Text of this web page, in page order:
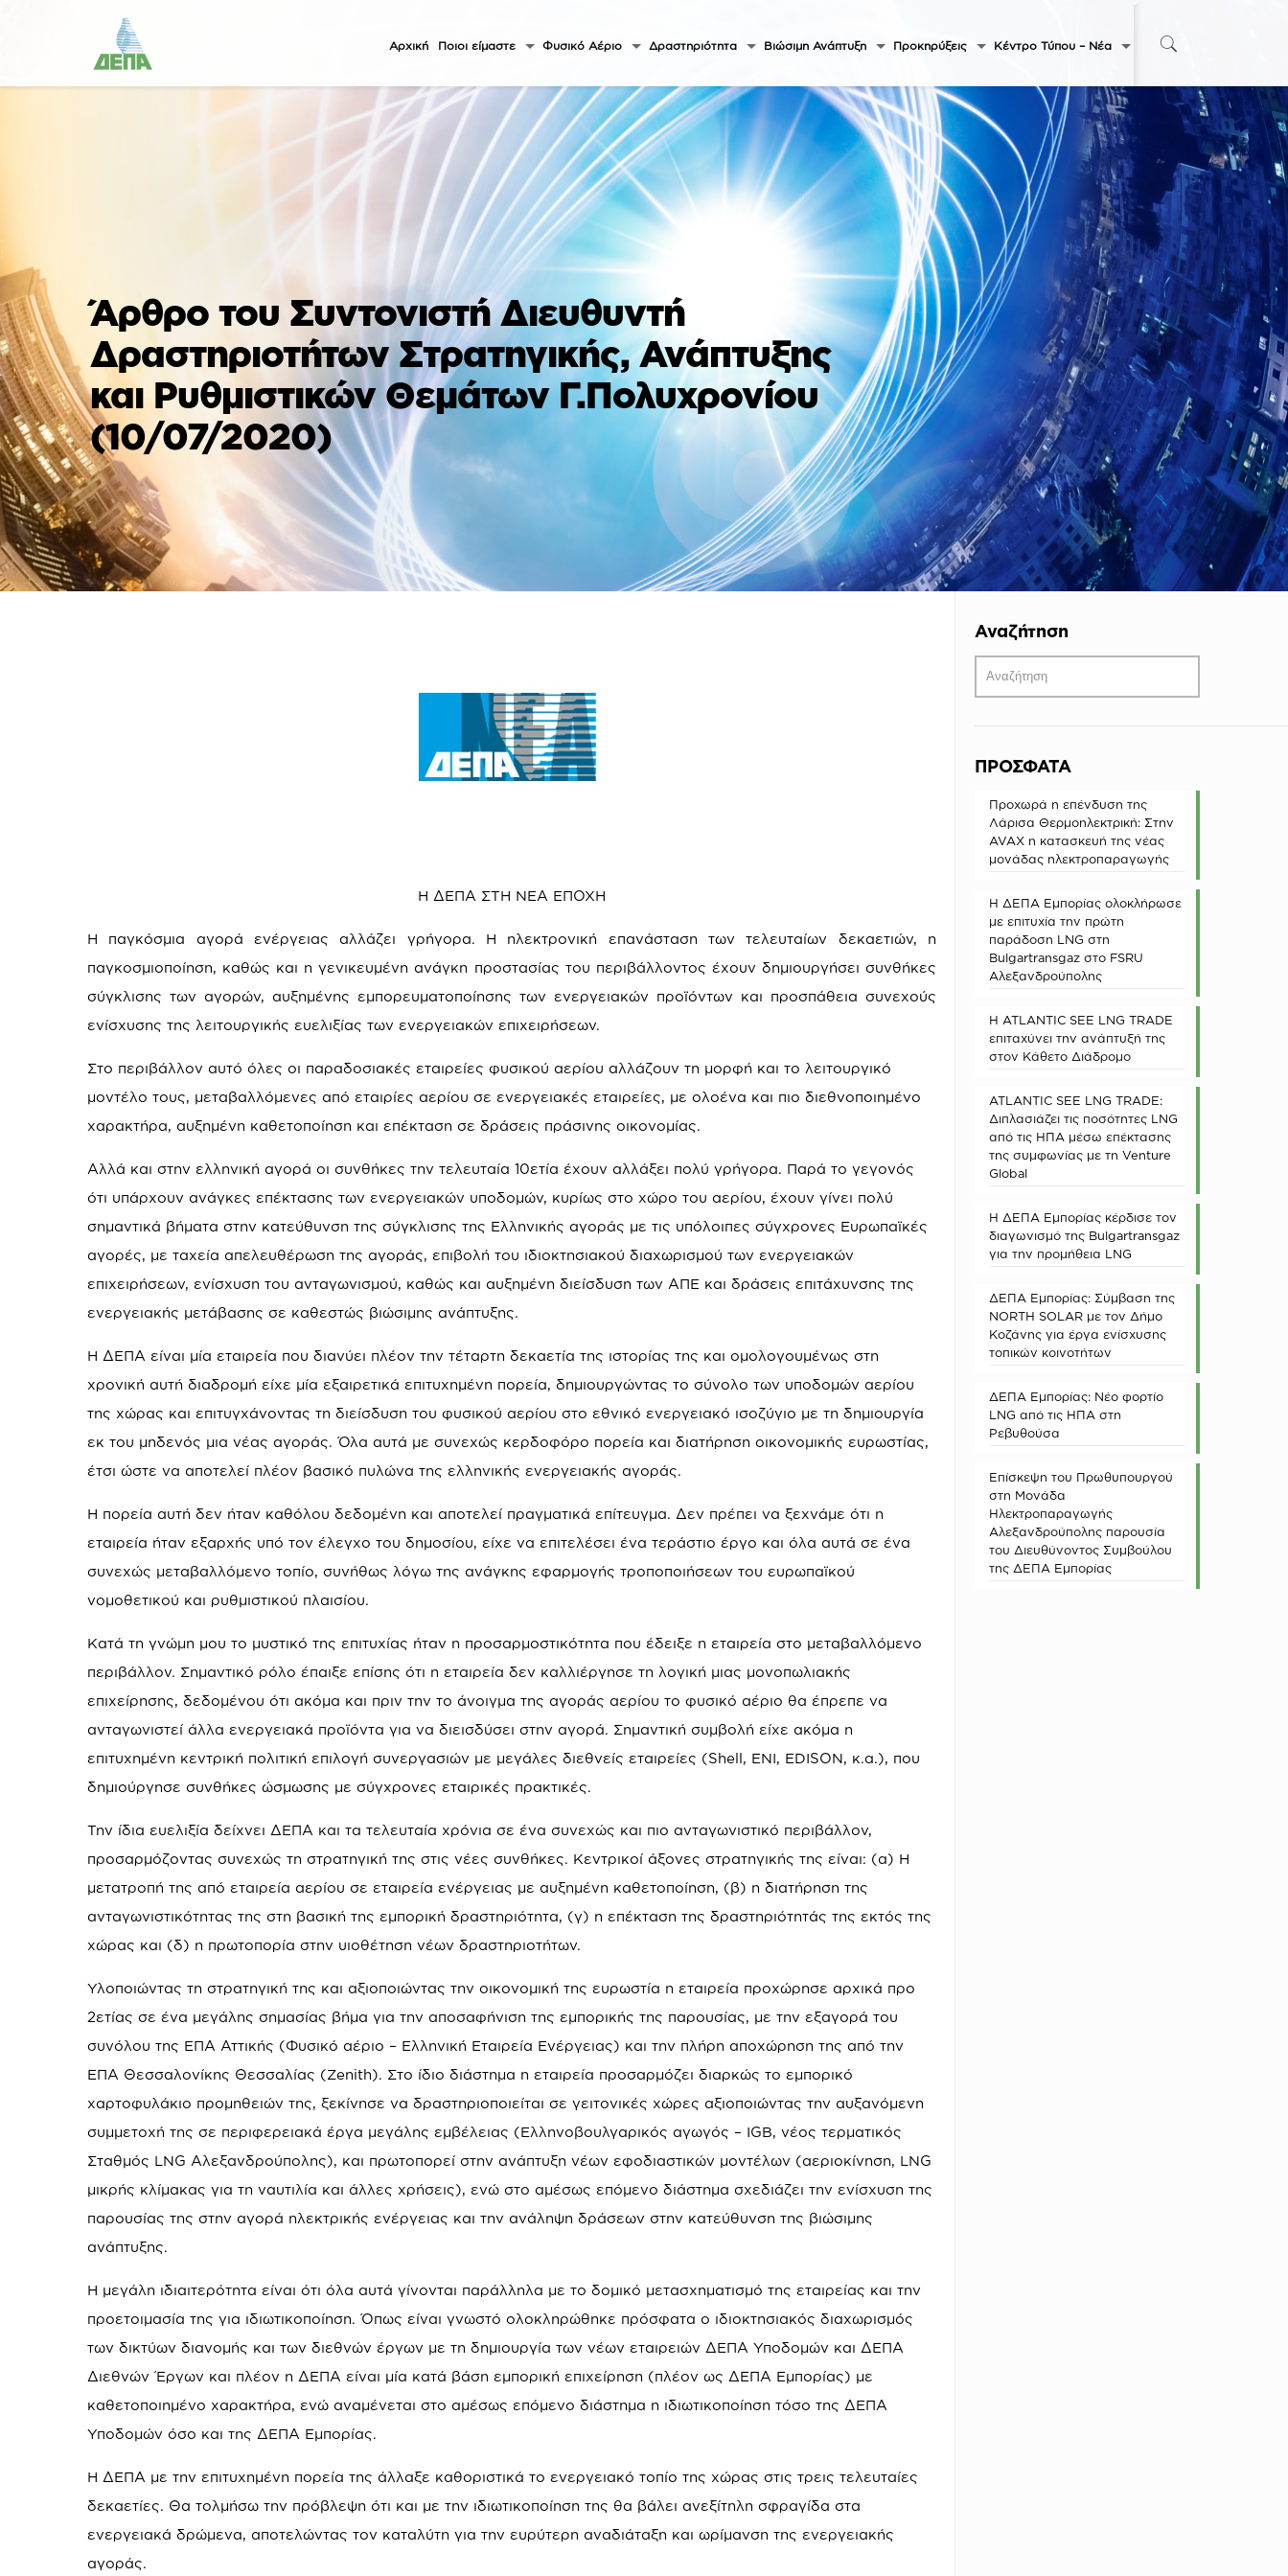
Αρχική Ποιοι είμαστε Φυσικό Αέριο Δραστηριότητα Βιώσιμη Ανάπτυξη Προκηρύξεις Κέντρο Τύπου – Νέα
Άρθρο του Συντονιστή Διευθυντή
Δραστηριοτήτων Στρατηγικής, Ανάπτυξης
και Ρυθμιστικών Θεμάτων Γ.Πολυχρονίου
(10/07/2020)
Η ΔΕΠΑ ΣΤΗ ΝΕΑ ΕΠΟΧΗ
Η παγκόσμια αγορά ενέργειας αλλάζει γρήγορα. Η ηλεκτρονική επανάσταση των τελευταίων δεκαετιών, η
παγκοσμιοποίηση, καθώς και η γενικευμένη ανάγκη προστασίας του περιβάλλοντος έχουν δημιουργήσει συνθήκες
σύγκλισης των αγορών, αυξημένης εμπορευματοποίησης των ενεργειακών προϊόντων και προσπάθεια συνεχούς
ενίσχυσης της λειτουργικής ευελιξίας των ενεργειακών επιχειρήσεων.
Στο περιβάλλον αυτό όλες οι παραδοσιακές εταιρείες φυσικού αερίου αλλάζουν τη μορφή και το λειτουργικό
μοντέλο τους, μεταβαλλόμενες από εταιρίες αερίου σε ενεργειακές εταιρείες, με ολοένα και πιο διεθνοποιημένο
χαρακτήρα, αυξημένη καθετοποίηση και επέκταση σε δράσεις πράσινης οικονομίας.
Αλλά και στην ελληνική αγορά οι συνθήκες την τελευταία 10ετία έχουν αλλάξει πολύ γρήγορα. Παρά το γεγονός
ότι υπάρχουν ανάγκες επέκτασης των ενεργειακών υποδομών, κυρίως στο χώρο του αερίου, έχουν γίνει πολύ
σημαντικά βήματα στην κατεύθυνση της σύγκλισης της Ελληνικής αγοράς με τις υπόλοιπες σύγχρονες Ευρωπαϊκές
αγορές, με ταχεία απελευθέρωση της αγοράς, επιβολή του ιδιοκτησιακού διαχωρισμού των ενεργειακών
επιχειρήσεων, ενίσχυση του ανταγωνισμού, καθώς και αυξημένη διείσδυση των ΑΠΕ και δράσεις επιτάχυνσης της
ενεργειακής μετάβασης σε καθεστώς βιώσιμης ανάπτυξης.
Η ΔΕΠΑ είναι μία εταιρεία που διανύει πλέον την τέταρτη δεκαετία της ιστορίας της και ομολογουμένως στη
χρονική αυτή διαδρομή είχε μία εξαιρετικά επιτυχημένη πορεία, δημιουργώντας το σύνολο των υποδομών αερίου
της χώρας και επιτυγχάνοντας τη διείσδυση του φυσικού αερίου στο εθνικό ενεργειακό ισοζύγιο με τη δημιουργία
εκ του μηδενός μια νέας αγοράς. Όλα αυτά με συνεχώς κερδοφόρο πορεία και διατήρηση οικονομικής ευρωστίας,
έτσι ώστε να αποτελεί πλέον βασικό πυλώνα της ελληνικής ενεργειακής αγοράς.
Η πορεία αυτή δεν ήταν καθόλου δεδομένη και αποτελεί πραγματικά επίτευγμα. Δεν πρέπει να ξεχνάμε ότι η
εταιρεία ήταν εξαρχής υπό τον έλεγχο του δημοσίου, είχε να επιτελέσει ένα τεράστιο έργο και όλα αυτά σε ένα
συνεχώς μεταβαλλόμενο τοπίο, συνήθως λόγω της ανάγκης εφαρμογής τροποποιήσεων του ευρωπαϊκού
νομοθετικού και ρυθμιστικού πλαισίου.
Κατά τη γνώμη μου το μυστικό της επιτυχίας ήταν η προσαρμοστικότητα που έδειξε η εταιρεία στο μεταβαλλόμενο
περιβάλλον. Σημαντικό ρόλο έπαιξε επίσης ότι η εταιρεία δεν καλλιέργησε τη λογική μιας μονοπωλιακής
επιχείρησης, δεδομένου ότι ακόμα και πριν την το άνοιγμα της αγοράς αερίου το φυσικό αέριο θα έπρεπε να
ανταγωνιστεί άλλα ενεργειακά προϊόντα για να διεισδύσει στην αγορά. Σημαντική συμβολή είχε ακόμα η
επιτυχημένη κεντρική πολιτική επιλογή συνεργασιών με μεγάλες διεθνείς εταιρείες (Shell, ENI, EDISON, κ.α.), που
δημιούργησε συνθήκες ώσμωσης με σύγχρονες εταιρικές πρακτικές.
Την ίδια ευελιξία δείχνει ΔΕΠΑ και τα τελευταία χρόνια σε ένα συνεχώς και πιο ανταγωνιστικό περιβάλλον,
προσαρμόζοντας συνεχώς τη στρατηγική της στις νέες συνθήκες. Κεντρικοί άξονες στρατηγικής της είναι: (α) Η
μετατροπή της από εταιρεία αερίου σε εταιρεία ενέργειας με αυξημένη καθετοποίηση, (β) η διατήρηση της
ανταγωνιστικότητας της στη βασική της εμπορική δραστηριότητα, (γ) η επέκταση της δραστηριότητάς της εκτός της
χώρας και (δ) η πρωτοπορία στην υιοθέτηση νέων δραστηριοτήτων.
Υλοποιώντας τη στρατηγική της και αξιοποιώντας την οικονομική της ευρωστία η εταιρεία προχώρησε αρχικά προ
2ετίας σε ένα μεγάλης σημασίας βήμα για την αποσαφήνιση της εμπορικής της παρουσίας, με την εξαγορά του
συνόλου της ΕΠΑ Αττικής (Φυσικό αέριο – Ελληνική Εταιρεία Ενέργειας) και την πλήρη αποχώρηση της από την
ΕΠΑ Θεσσαλονίκης Θεσσαλίας (Zenith). Στο ίδιο διάστημα η εταιρεία προσαρμόζει διαρκώς το εμπορικό
χαρτοφυλάκιο προμηθειών της, ξεκίνησε να δραστηριοποιείται σε γειτονικές χώρες αξιοποιώντας την αυξανόμενη
συμμετοχή της σε περιφερειακά έργα μεγάλης εμβέλειας (Eλληνοβoυλγαρικός αγωγός – IGB, νέος τερματικός
Σταθμός LNG Αλεξανδρούπολης), και πρωτοπορεί στην ανάπτυξη νέων εφοδιαστικών μοντέλων (αεριοκίνηση, LNG
μικρής κλίμακας για τη ναυτιλία και άλλες χρήσεις), ενώ στο αμέσως επόμενο διάστημα σχεδιάζει την ενίσχυση της
παρουσίας της στην αγορά ηλεκτρικής ενέργειας και την ανάληψη δράσεων στην κατεύθυνση της βιώσιμης
ανάπτυξης.
Η μεγάλη ιδιαιτερότητα είναι ότι όλα αυτά γίνονται παράλληλα με το δομικό μετασχηματισμό της εταιρείας και την
προετοιμασία της για ιδιωτικοποίηση. Όπως είναι γνωστό ολοκληρώθηκε πρόσφατα ο ιδιοκτησιακός διαχωρισμός
των δικτύων διανομής και των διεθνών έργων με τη δημιουργία των νέων εταιρειών ΔΕΠΑ Υποδομών και ΔΕΠΑ
Διεθνών Έργων και πλέον η ΔΕΠΑ είναι μία κατά βάση εμπορική επιχείρηση (πλέον ως ΔΕΠΑ Εμπορίας) με
καθετοποιημένο χαρακτήρα, ενώ αναμένεται στο αμέσως επόμενο διάστημα η ιδιωτικοποίηση τόσο της ΔΕΠΑ
Υποδομών όσο και της ΔΕΠΑ Εμπορίας.
Η ΔΕΠΑ με την επιτυχημένη πορεία της άλλαξε καθοριστικά το ενεργειακό τοπίο της χώρας στις τρεις τελευταίες
δεκαετίες. Θα τολμήσω την πρόβλεψη ότι και με την ιδιωτικοποίηση της θα βάλει ανεξίτηλη σφραγίδα στα
ενεργειακά δρώμενα, αποτελώντας τον καταλύτη για την ευρύτερη αναδιάταξη και ωρίμανση της ενεργειακής
αγοράς.
Αναζήτηση
ΠΡΟΣΦΑΤΑ
Προχωρά η επένδυση της
Λάρισα Θερμοηλεκτρική: Στην
AVAX η κατασκευή της νέας
μονάδας ηλεκτροπαραγωγής
Η ΔΕΠΑ Εμπορίας ολοκλήρωσε
με επιτυχία την πρώτη
παράδοση LNG στη
Bulgartransgaz στο FSRU
Αλεξανδρούπολης
Η ATLANTIC SEE LNG TRADE
επιταχύνει την ανάπτυξή της
στον Κάθετο Διάδρομο
ATLANTIC SEE LNG TRADE:
Διπλασιάζει τις ποσότητες LNG
από τις ΗΠΑ μέσω επέκτασης
της συμφωνίας με τη Venture
Global
Η ΔΕΠΑ Εμπορίας κέρδισε τον
διαγωνισμό της Bulgartransgaz
για την προμήθεια LNG
ΔΕΠΑ Εμπορίας: Σύμβαση της
NORTH SOLAR με τον Δήμο
Κοζάνης για έργα ενίσχυσης
τοπικών κοινοτήτων
ΔΕΠΑ Εμπορίας: Νέο φορτίο
LNG από τις ΗΠΑ στη
Ρεβυθούσα
Επίσκεψη του Πρωθυπουργού
στη Μονάδα
Ηλεκτροπαραγωγής
Αλεξανδρούπολης παρουσία
του Διευθύνοντος Συμβούλου
της ΔΕΠΑ Εμπορίας